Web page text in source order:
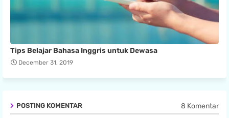
Tips Belajar Bahasa Inggris untuk Dewasa
December 31, 2019
POSTING KOMENTAR 8 Komentar